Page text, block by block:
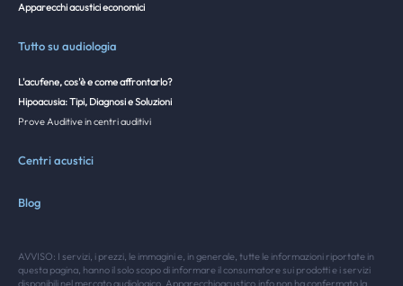
Apparecchi acustici economici
Tutto su audiologia
L'acufene, cos'è e come affrontarlo?
Hipoacusia: Tipi, Diagnosi e Soluzioni
Prove Auditive in centri auditivi
Centri acustici
Blog
AVVISO: I servizi, i prezzi, le immagini e, in generale, tutte le informazioni riportate in
questa pagina, hanno il solo scopo di informare il consumatore sui prodotti e i servizi
disponibili nel mercato audiologico. Apparecchioacustico.info non ha confermato la